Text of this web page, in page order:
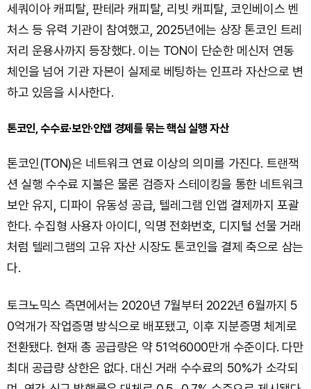
세쿼이아 캐피탈, 판테라 캐피탈, 리빗 캐피탈, 코인베이스 벤
처스 등 유력 기관이 참여했고, 2025년에는 상장 톤코인 트레
저리 운용사까지 등장했다. 이는 TON이 단순한 메신저 연동
체인을 넘어 기관 자본이 실제로 베팅하는 인프라 자산으로 변
하고 있음을 시사한다.
톤코인, 수수료·보안·인앱 경제를 묶는 핵심 실행 자산
톤코인(TON)은 네트워크 연료 이상의 의미를 가진다. 트랜잭
션 실행 수수료 지불은 물론 검증자 스테이킹을 통한 네트워크
보안 유지, 디파이 유동성 공급, 텔레그램 인앱 결제까지 포괄
한다. 수집형 사용자 아이디, 익명 전화번호, 디지털 선물 거래
처럼 텔레그램의 고유 자산 시장도 톤코인을 결제 축으로 삼는
다.
토크노믹스 측면에서는 2020년 7월부터 2022년 6월까지 5
0억개가 작업증명 방식으로 배포됐고, 이후 지분증명 체계로
전환됐다. 현재 총 공급량은 약 51억6000만개 수준이다. 다만
최대 공급량 상한은 없다. 대신 거래 수수료의 50%가 소각되